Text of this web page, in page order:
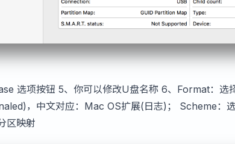
选项按钮 5、你可以修改U盘名称 6、Format：选
，中文对应：Mac OS扩展(日志)； Scheme：
区映射